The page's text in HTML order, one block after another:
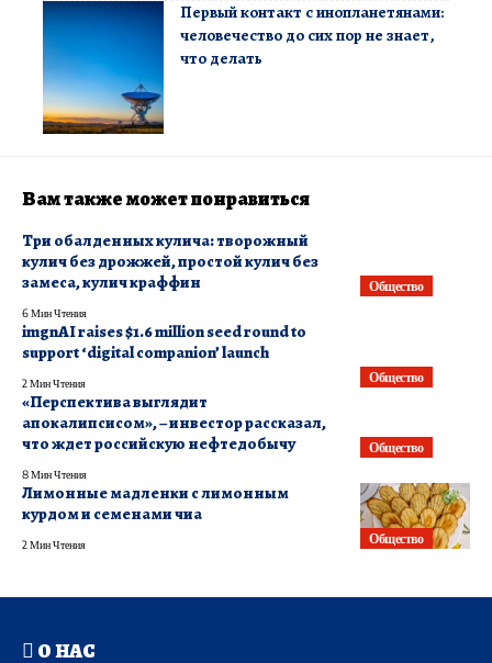
Первый контакт с инопланетянами:
человечество до сих пор не знает,
что делать
Вам также может понравиться
Общество
Три обалденных кулича: творожный
кулич без дрожжей, простой кулич без
замеса, кулич краффин
6 Мин Чтения
Общество
imgnAI raises $1.6 million seed round to
support ‘digital companion’ launch
2 Мин Чтения
Общество
«Перспектива выглядит
апокалипсисом», – инвестор рассказал,
что ждет российскую нефтедобычу
8 Мин Чтения
Общество
Лимонные мадленки с лимонным
курдом и семенами чиа
2 Мин Чтения
О НАС